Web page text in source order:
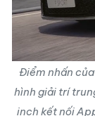
Điểm nhấn của
hình giải trí
inch kết nối